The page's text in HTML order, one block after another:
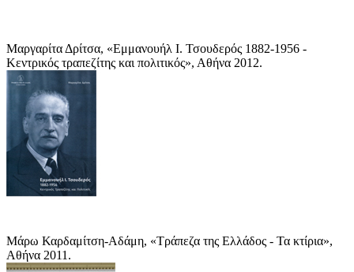
Μαργαρίτα Δρίτσα, «Εμμανουήλ Ι. Τσουδερός 1882-1956 -
Κεντρικός τραπεζίτης και πολιτικός», Αθήνα 2012.
Μάρω Καρδαμίτση-Αδάμη, «Τράπεζα της Ελλάδος - Τα κτίρια»,
Αθήνα 2011.